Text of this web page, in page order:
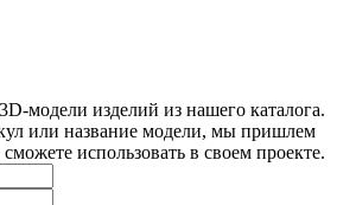
модели изделий из нашего каталога.
или название модели, мы пришлем
использовать в своем проекте.